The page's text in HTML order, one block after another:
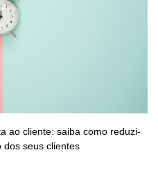
ao cliente: saiba como reduzi-
dos seus clientes